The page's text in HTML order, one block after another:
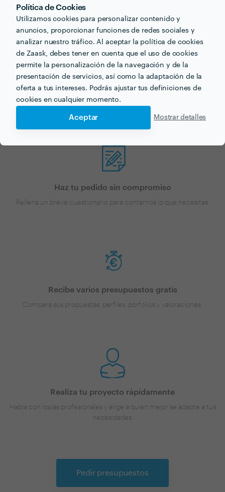
Política de Cookies
Utilizamos cookies para personalizar contenido y
anuncios, proporcionar funciones de redes sociales y
analizar nuestro tráfico. Al aceptar la política de cookies
de Zaask, debes tener en cuenta que el uso de cookies
permite la personalización de la navegación y de la
presentación de servicios, así como la adaptación de la
oferta a tus intereses. Podrás ajustar tus definiciones de
cookies en cualquier momento.
Aceptar Mostrar detalles
¿Buscas traducción
marroquí español para tu
próximo proyecto?
Ahora que tienes una idea de los precios, ¡vamos a
encontrar profesionales cerca de ti!
Haz tu pedido sin compromiso
Rellena un breve cuestionario para contarnos lo que necesitas.
Recibe varios presupuestos gratis
Compara sus propuestas, perfiles, porfolios y valoraciones.
Realiza tu proyecto rápidamente
Habla con los/as profesionales y elige a quien mejor se adapte a tus
necesidades.
Pedir presupuestos